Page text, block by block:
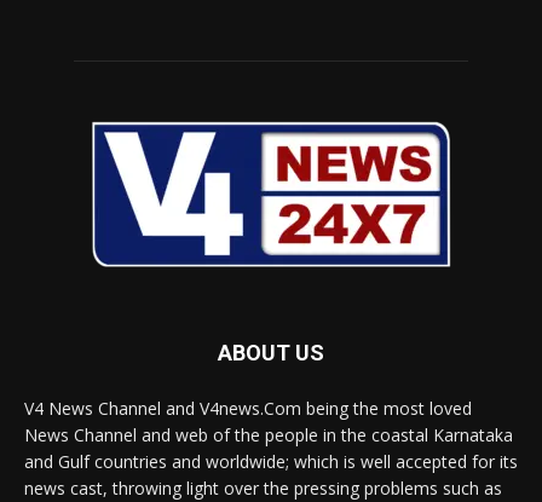
ABOUT US
V4 News Channel and V4news.Com being the most loved
News Channel and web of the people in the coastal Karnataka
and Gulf countries and worldwide; which is well accepted for its
news cast, throwing light over the pressing problems such as